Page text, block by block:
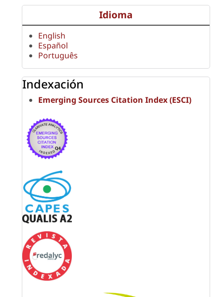
Idioma
English
Español
Português
Indexación
Emerging Sources Citation Index (ESCI)